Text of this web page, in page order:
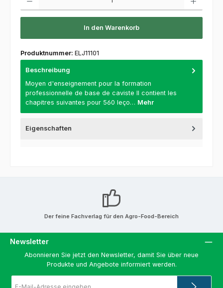
In den Warenkorb
Produktnummer: ELJ11101
Beschreibung
Moyen d'enseignement pour la formation
professionnelle de base de caviste Il contient les
chapitres suivantes pour 560 leço… Mehr
Eigenschaften
Der feine Fachverlag für den Agro-Food-Bereich
Newsletter
Abonnieren Sie jetzt den Newsletter, damit Sie über neue
Produkte und Angebote informiert werden.
Mail-